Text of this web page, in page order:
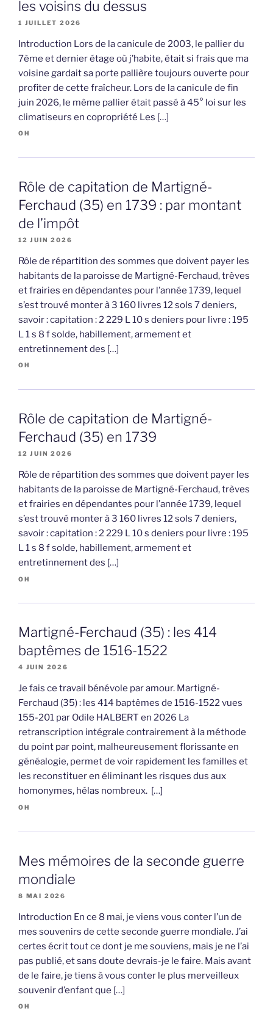
les voisins du dessus
1 JUILLET 2026
Introduction Lors de la canicule de 2003, le pallier du
7ème et dernier étage où j’habite, était si frais que ma
voisine gardait sa porte pallière toujours ouverte pour
profiter de cette fraîcheur. Lors de la canicule de fin
juin 2026, le même pallier était passé à 45° loi sur les
climatiseurs en copropriété Les […]
OH
Rôle de capitation de Martigné-
Ferchaud (35) en 1739 : par montant
de l’impôt
12 JUIN 2026
Rôle de répartition des sommes que doivent payer les
habitants de la paroisse de Martigné-Ferchaud, trèves
et frairies en dépendantes pour l’année 1739, lequel
s’est trouvé monter à 3 160 livres 12 sols 7 deniers,
savoir : capitation : 2 229 L 10 s deniers pour livre : 195
L 1 s 8 f solde, habillement, armement et
entretinnement des […]
OH
Rôle de capitation de Martigné-
Ferchaud (35) en 1739
12 JUIN 2026
Rôle de répartition des sommes que doivent payer les
habitants de la paroisse de Martigné-Ferchaud, trèves
et frairies en dépendantes pour l’année 1739, lequel
s’est trouvé monter à 3 160 livres 12 sols 7 deniers,
savoir : capitation : 2 229 L 10 s deniers pour livre : 195
L 1 s 8 f solde, habillement, armement et
entretinnement des […]
OH
Martigné-Ferchaud (35) : les 414
baptêmes de 1516-1522
4 JUIN 2026
Je fais ce travail bénévole par amour. Martigné-
Ferchaud (35) : les 414 baptêmes de 1516-1522 vues
155-201 par Odile HALBERT en 2026 La
retranscription intégrale contrairement à la méthode
du point par point, malheureusement florissante en
généalogie, permet de voir rapidement les familles et
les reconstituer en éliminant les risques dus aux
homonymes, hélas nombreux. […]
OH
Mes mémoires de la seconde guerre
mondiale
8 MAI 2026
Introduction En ce 8 mai, je viens vous conter l’un de
mes souvenirs de cette seconde guerre mondiale. J’ai
certes écrit tout ce dont je me souviens, mais je ne l’ai
pas publié, et sans doute devrais-je le faire. Mais avant
de le faire, je tiens à vous conter le plus merveilleux
souvenir d’enfant que […]
OH